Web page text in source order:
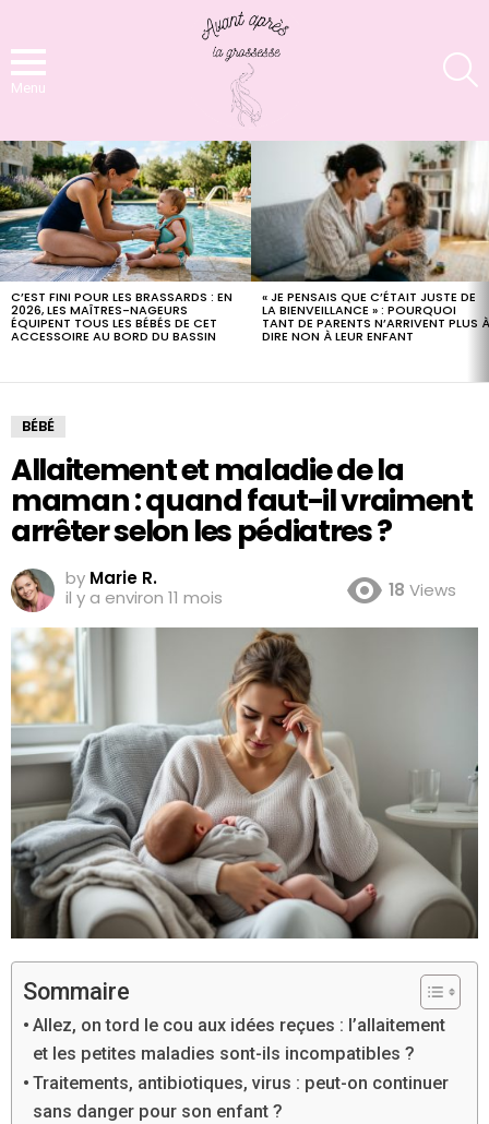
Menu
LATEST
STORIES
C’EST FINI POUR LES BRASSARDS : EN
2026, LES MAÎTRES-NAGEURS
ÉQUIPENT TOUS LES BÉBÉS DE CET
ACCESSOIRE AU BORD DU BASSIN
« JE PENSAIS QUE C’ÉTAIT JUSTE DE
LA BIENVEILLANCE » : POURQUOI
TANT DE PARENTS N’ARRIVENT PLUS
DIRE NON À LEUR ENFANT
BÉBÉ
Allaitement et maladie de la
maman : quand faut-il vraiment
arrêter selon les pédiatres ?
by Marie R.
il y a environ 11 mois
18 Views
Sommaire
Allez, on tord le cou aux idées reçues : l’allaitement
et les petites maladies sont-ils incompatibles ?
Traitements, antibiotiques, virus : peut-on continuer
sans danger pour son enfant ?